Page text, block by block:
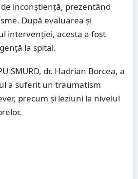
inconștiență, prezentând
După evaluarea și
intervenției, acesta a fost
la spital.
SMURD, dr. Hadrian Borcea, a
a suferit un traumatism
precum și leziuni la nivelul